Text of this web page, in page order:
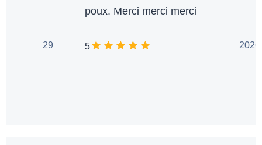
Merci merci merci
...
2026-07-25